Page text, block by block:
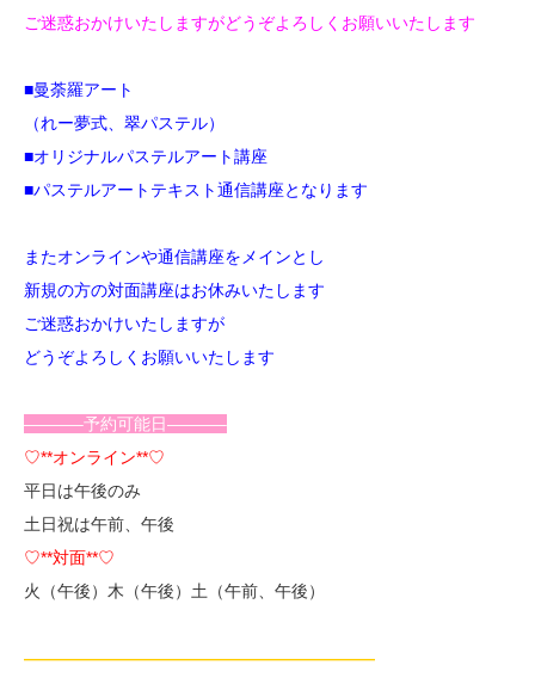
ご迷惑おかけいたしますがどうぞよろしくお願いいたします
■曼荼羅アート
（れー夢式、翠パステル）
■オリジナルパステルアート講座
■パステルアートテキスト通信講座となります
またオンラインや通信講座をメインとし
新規の方の対面講座はお休みいたします
ご迷惑おかけいたしますが
どうぞよろしくお願いいたします
———–予約可能日———–
♡**オンライン**♡
平日は午後のみ
土日祝は午前、午後
♡**対面**♡
火（午後）木（午後）土（午前、午後）
—————————————————————